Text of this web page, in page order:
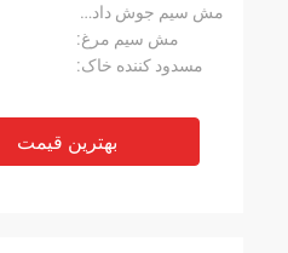
مش سیم جوش داده شده:
مش سیم مرغ:
مسدود کننده خاک:
بهترین قیمت